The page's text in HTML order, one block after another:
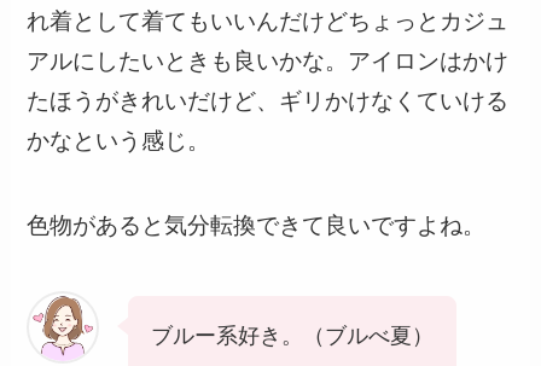
れ着として着てもいいんだけどちょっとカジュ
アルにしたいときも良いかな。アイロンはかけ
たほうがきれいだけど、ギリかけなくていける
かなという感じ。
色物があると気分転換できて良いですよね。
ブルー系好き。（ブルべ夏）